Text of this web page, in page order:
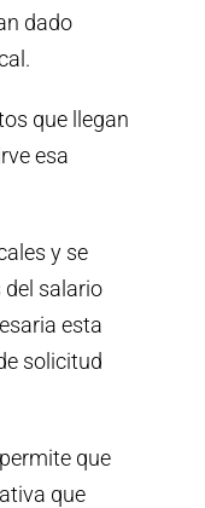
dado
que llegan
esa
y se
del salario
esta
solicitud
que
que